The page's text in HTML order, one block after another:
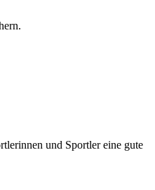
und Sportler eine gute